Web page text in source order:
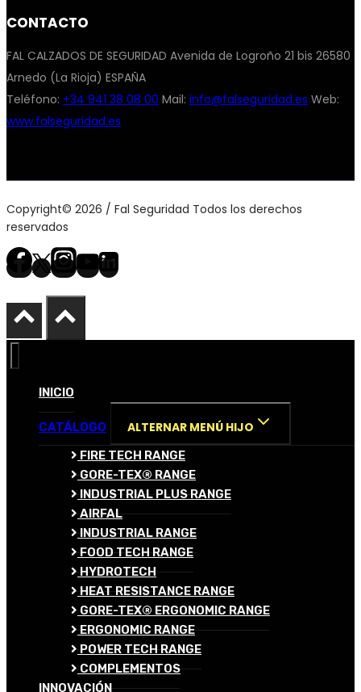
CONTACTO
FAL CALZADOS DE SEGURIDAD Avenida de Logroño 21 bis 26580
Arnedo (La Rioja) ESPAÑA
Teléfono: +34 941 38 08 00 Mail: info@falseguridad.es Web:
www.falseguridad.es
Copyright© 2026 / Fal Seguridad Todos los derechos
reservados
INICIO
CATÁLOGO ALTERNAR MENÚ HIJO
FIRE TECH RANGE
GORE-TEX® RANGE
INDUSTRIAL PLUS RANGE
AIRFAL
INDUSTRIAL RANGE
FOOD TECH RANGE
HYDROTECH
HEAT RESISTANCE RANGE
GORE-TEX® ERGONOMIC RANGE
ERGONOMIC RANGE
POWER TECH RANGE
COMPLEMENTOS
INNOVACIÓN